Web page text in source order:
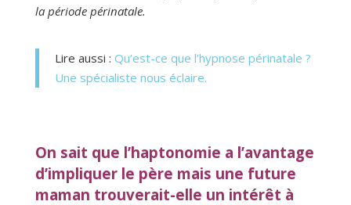
la période périnatale.
Lire aussi : Qu’est-ce que l’hypnose périnatale ?
Une spécialiste nous éclaire.
On sait que l’haptonomie a l’avantage
d’impliquer le père mais une future
maman trouverait-elle un intérêt à